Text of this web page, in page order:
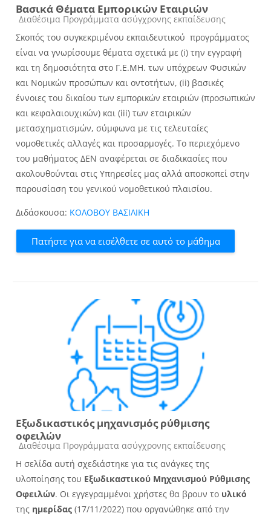
Βασικά Θέματα Εμπορικών Εταιριών
Κατηγορία μαθήματος
Διαθέσιμα Προγράμματα ασύγχρονης εκπαίδευσης
Σκοπός του συγκεκριμένου εκπαιδευτικού προγράμματος
είναι να γνωρίσουμε θέματα σχετικά με (i) την εγγραφή
και τη δημοσιότητα στο Γ.Ε.ΜΗ. των υπόχρεων Φυσικών
και Νομικών προσώπων και οντοτήτων, (ii) βασικές
έννοιες του δικαίου των εμπορικών εταιριών (προσωπικών
και κεφαλαιουχικών) και (iii) των εταιρικών
μετασχηματισμών, σύμφωνα με τις τελευταίες
νομοθετικές αλλαγές και προσαρμογές. Το περιεχόμενο
του μαθήματος ΔΕΝ αναφέρεται σε διαδικασίες που
ακολουθούνται στις Υπηρεσίες μας αλλά αποσκοπεί στην
παρουσίαση του γενικού νομοθετικού πλαισίου.
Διδάσκουσα: ΚΟΛΟΒΟΥ ΒΑΣΙΛΙΚΗ
Πατήστε για να εισέλθετε σε αυτό το μάθημα
Εξωδικαστικός μηχανισμός ρύθμισης
οφειλών
Κατηγορία μαθήματος
Διαθέσιμα Προγράμματα ασύγχρονης εκπαίδευσης
Η σελίδα αυτή σχεδιάστηκε για τις ανάγκες της
υλοποίησης του Εξωδικαστικού Μηχανισμού Ρύθμισης
Οφειλών. Οι εγγεγραμμένοι χρήστες θα βρουν το υλικό
της ημερίδας (17/11/2022) που οργανώθηκε από την